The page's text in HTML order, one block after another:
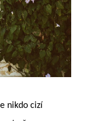
nikdo cizí